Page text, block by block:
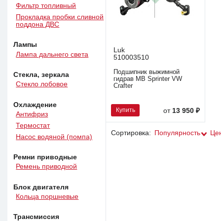
Фильтр топливный
Прокладка пробки сливной
поддона ДВС
Лампы
Лампа дальнего света
Стекла, зеркала
Стекло лобовое
Охлаждение
Антифриз
Термостат
Насос водяной (помпа)
Ремни приводные
Ремень приводной
Блок двигателя
Кольца поршневые
Трансмиссия
Luk
510003510
Подшипник выжимной
гидрав MB Sprinter VW
Crafter
Купить от 13 950 ₽
Сортировка: Популярность